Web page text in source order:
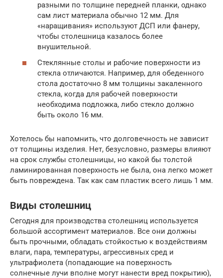
разными по толщине передней планки, однако
сам лист материала обычно 12 мм. Для
«наращивания» используют ДСП или фанеру,
чтобы столешница казалось более
внушительной.
Стеклянные столы и рабочие поверхности из
стекла отличаются. Например, для обеденного
стола достаточно 8 мм толщины закаленного
стекла, когда для рабочей поверхности
необходима подложка, либо стекло должно
быть около 16 мм.
Хотелось бы напомнить, что долговечность не зависит
от толщины изделия. Нет, безусловно, размеры влияют
на срок службы столешницы, но какой бы толстой
ламинированная поверхность не была, она легко может
быть повреждена. Так как сам пластик всего лишь 1 мм.
Виды столешниц
Сегодня для производства столешниц используется
большой ассортимент материалов. Все они должны
быть прочными, обладать стойкостью к воздействиям
влаги, пара, температуры, агрессивных сред и
ультрафиолета (попадающие на поверхность
солнечные лучи вполне могут нанести вред покрытию),